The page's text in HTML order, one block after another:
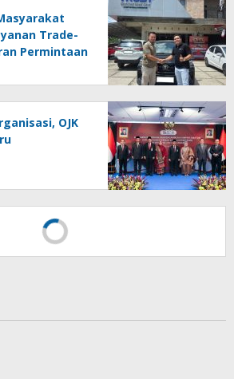
Trade-
Permintaan
OJK
Sandar
Patimban
VI
untuk